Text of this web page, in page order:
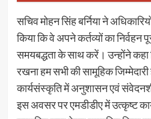
सचिव मोहन सिंह बर्निया ने
किया कि वे अपने कर्तव्यों का निर्वहन
समयबद्धता के साथ करें। उन्होंने कहा
रखना हम सभी की सामूहिक
कार्यसंस्कृति में अनुशासन एवं
इस अवसर पर एमडीडीए में उत्कृष्ट